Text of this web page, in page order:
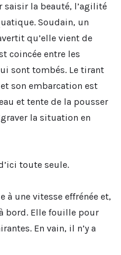
la beauté, l’agilité
Soudain, un
qu’elle vient de
coincée entre les
sont tombés. Le tirant
son embarcation est
et tente de la pousser
la situation en
toute seule.
à une vitesse effrénée et,
bord. Elle fouille pour
En vain, il n’y a